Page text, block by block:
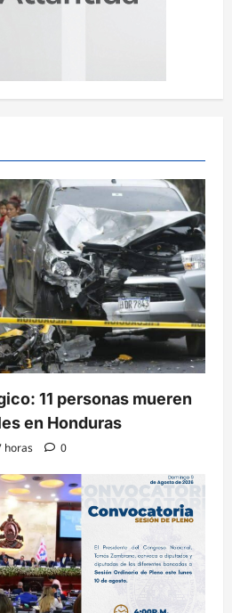
11 personas mueren
en Honduras
horas 0